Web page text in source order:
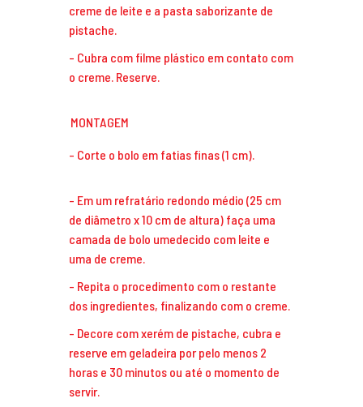
creme de leite e a pasta saborizante de
pistache.
Cubra com filme plástico em contato com
o creme. Reserve.
MONTAGEM
Corte o bolo em fatias finas (1 cm).
Em um refratário redondo médio (25 cm
de diâmetro x 10 cm de altura) faça uma
camada de bolo umedecido com leite e
uma de creme.
Repita o procedimento com o restante
dos ingredientes, finalizando com o creme.
Decore com xerém de pistache, cubra e
reserve em geladeira por pelo menos 2
horas e 30 minutos ou até o momento de
servir.